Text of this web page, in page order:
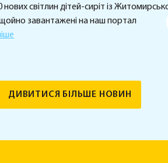
нових світлин дітей-сиріт із
завантажені на наш портал
ДИВИТИСЯ БІЛЬШЕ НОВИН